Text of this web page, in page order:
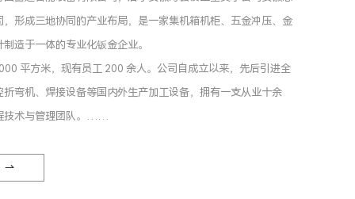
，形成三地协同的产业布局，是一家集机箱机柜、五金冲压、金
造于一体的专业化钣金企业。
平方米，现有员工 200 余人。公司自成立以来，先后引进全
折弯机、焊接设备等国内外生产加工设备，拥有一支从业十余
技术与管理团队。……